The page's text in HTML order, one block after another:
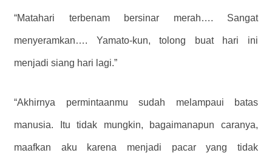
“Matahari terbenam bersinar merah…. Sangat
menyeramkan…. Yamato-kun, tolong buat hari ini
menjadi siang hari lagi.”
“Akhirnya permintaanmu sudah melampaui batas
manusia. Itu tidak mungkin, bagaimanapun caranya,
maafkan aku karena menjadi pacar yang tidak